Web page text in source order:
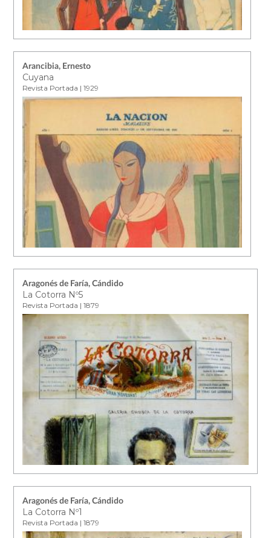
Arancibia, Ernesto
Cuyana
Revista Portada | 1929
Aragonés de Faría, Cándido
La Cotorra Nº5
Revista Portada | 1879
Aragonés de Faría, Cándido
La Cotorra Nº1
Revista Portada | 1879